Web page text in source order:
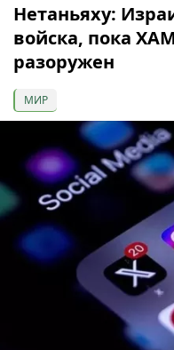
Нетаньяху:
войска, пока
разоружен
МИР